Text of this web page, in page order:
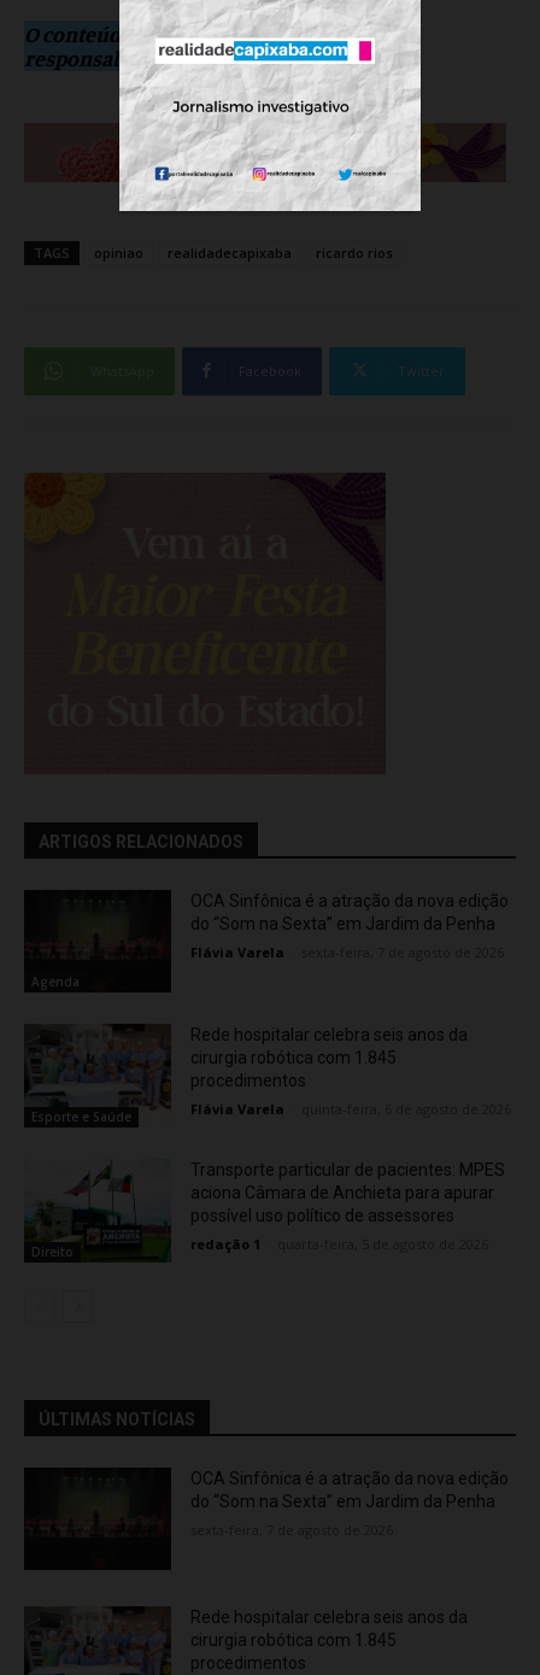
O conteúdo do texto é exclusivo e de
responsabilidade do autor
TAGS opiniao realidadecapixaba ricardo rios
Facebook Twitter
ARTIGOS RELACIONADOS
Agenda
OCA Sinfônica é a atração da nova edição
do “Som na Sexta” em Jardim da Penha
Flávia Varela
Esporte e Saúde
Rede hospitalar celebra seis anos da
cirurgia robótica com 1.845
procedimentos
Flávia Varela
Direito
Transporte particular de pacientes: MPES
aciona Câmara de Anchieta para apurar
possível uso político de assessores
redação 1
ÚLTIMAS NOTÍCIAS
OCA Sinfônica é a atração da nova edição
do “Som na Sexta” em Jardim da Penha
Rede hospitalar celebra seis anos da
cirurgia robótica com 1.845
procedimentos